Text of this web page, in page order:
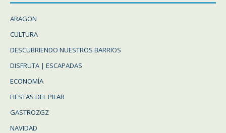
ARAGON
CULTURA
DESCUBRIENDO NUESTROS BARRIOS
DISFRUTA | ESCAPADAS
ECONOMÍA
FIESTAS DEL PILAR
GASTROZGZ
NAVIDAD